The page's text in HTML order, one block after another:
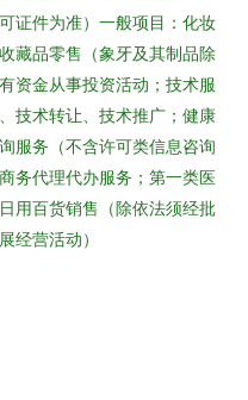
证件为准）一般项目：化妆
藏品零售（象牙及其制品除
资金从事投资活动；技术服
技术转让、技术推广；健康
服务（不含许可类信息咨询
务代理代办服务；第一类医
用百货销售（除依法须经批
经营活动）